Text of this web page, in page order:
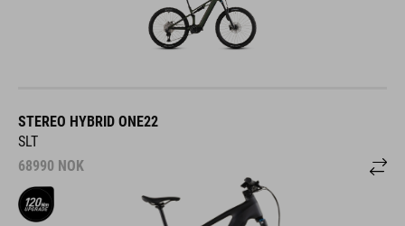
STEREO HYBRID ONE22
SLT
68990 NOK